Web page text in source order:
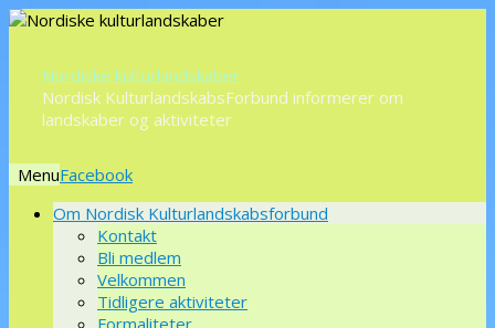
Nordiske kulturlandskaber
Nordisk KulturlandskabsForbund informerer om
landskaber og aktiviteter
Menu
VidereOm Nordisk Kulturlandskabsforbund
Kontakt
Bli medlem
Velkommen
Tidligere aktiviteter
Formaliteter